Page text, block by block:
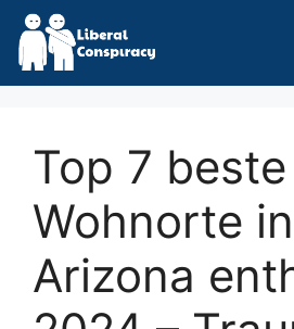
Skip
content
Top 7 beste
Wohnorte in
Arizona